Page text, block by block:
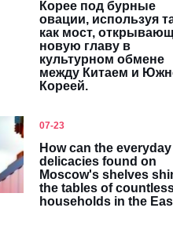
Корее под бурные
овации, используя
как мост,
новую главу в
культурном обмене
между Китаем и
Кореей.
07-23
How can the everyday
delicacies found on
Moscow's shelves
the tables of
households in the